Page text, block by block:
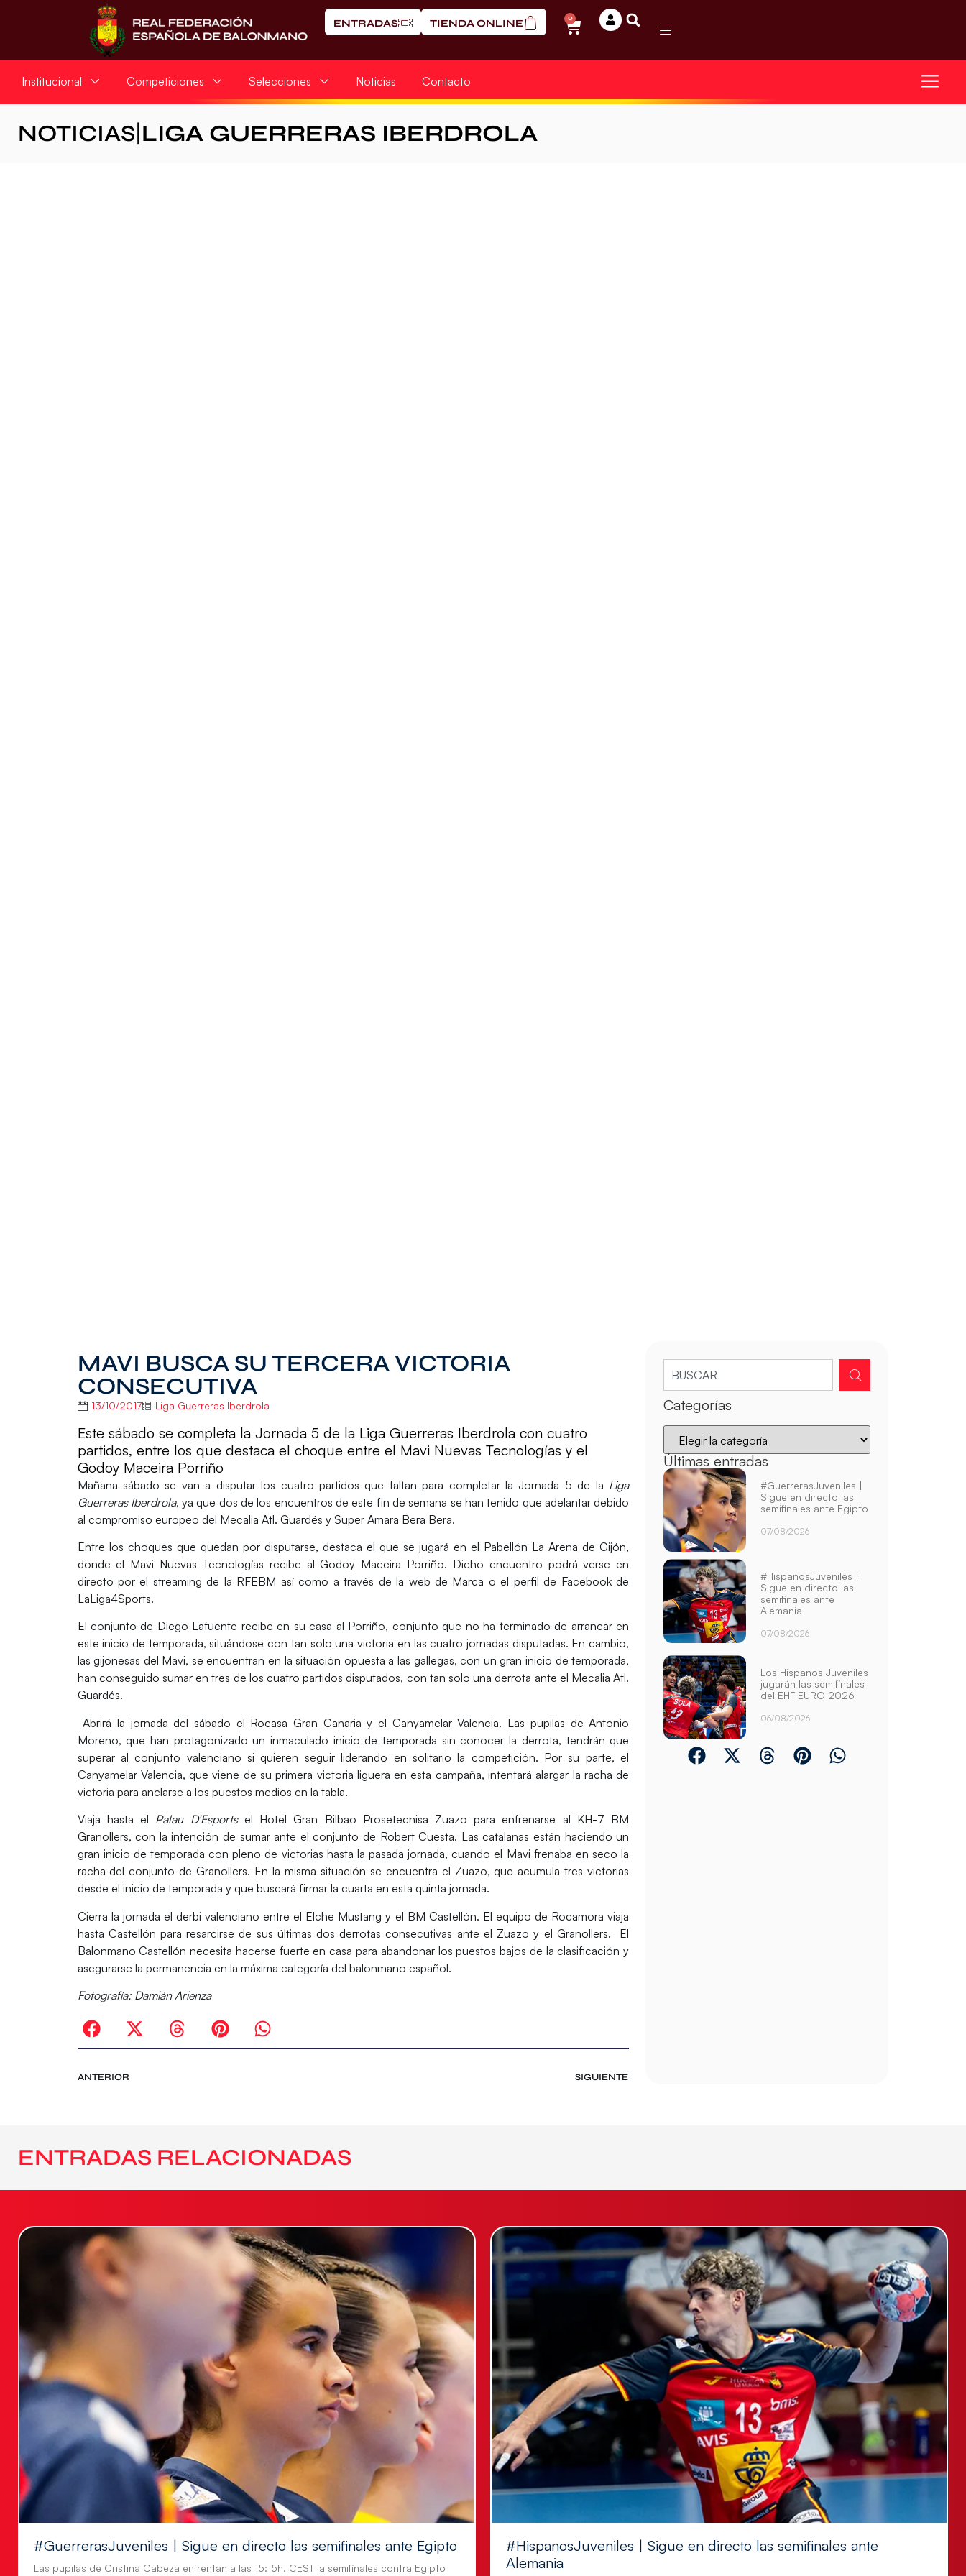
ENTRADAS TIENDA ONLINE 0
Institucional Competiciones Selecciones Noticias Contacto
NOTICIAS LIGA GUERRERAS IBERDROLA
MAVI BUSCA SU TERCERA VICTORIA
CONSECUTIVA
13/10/2017 Liga Guerreras Iberdrola
Este sábado se completa la Jornada 5 de la Liga Guerreras Iberdrola con cuatro
partidos, entre los que destaca el choque entre el Mavi Nuevas Tecnologías y el
Godoy Maceira Porriño
Mañana sábado se van a disputar los cuatro partidos que faltan para completar la Jornada 5 de la Liga
Guerreras Iberdrola, ya que dos de los encuentros de este fin de semana se han tenido que adelantar debido
al compromiso europeo del Mecalia Atl. Guardés y Super Amara Bera Bera.
Entre los choques que quedan por disputarse, destaca el que se jugará en el Pabellón La Arena de Gijón,
donde el Mavi Nuevas Tecnologías recibe alGodoy Maceira Porriño. Dicho encuentro podrá verse en
directo por el streaming de la RFEBM así como a través de la web de Marca o el perfil de Facebook de
LaLiga4Sports.
El conjunto de Diego Lafuente recibe en su casa al Porriño, conjunto que no ha terminado de arrancar en
este inicio de temporada, situándose con tan solo una victoria en las cuatro jornadas disputadas. En cambio,
las gijonesas del Mavi, se encuentran en la situación opuesta a las gallegas, con un gran inicio de temporada,
han conseguido sumar en tres de los cuatro partidos disputados, con tan solo una derrota ante el Mecalia Atl.
Guardés.
Abrirá la jornada del sábado el Rocasa Gran Canaria y el Canyamelar Valencia. Las pupilas de Antonio
Moreno, que han protagonizado un inmaculado inicio de temporada sin conocer la derrota, tendrán que
superar al conjunto valenciano si quieren seguir liderando en solitario la competición. Por su parte, el
Canyamelar Valencia, que viene de su primera victoria liguera en esta campaña, intentará alargar la racha de
victoria para anclarse a los puestos medios en la tabla.
Viaja hasta el Palau D’Esportsel Hotel Gran Bilbao Prosetecnisa Zuazo para enfrenarse al KH-7 BM
Granollers,con la intención de sumar ante el conjunto de Robert Cuesta. Las catalanas están haciendo un
gran inicio de temporada con pleno de victorias hasta la pasada jornada, cuando el Mavi frenaba en seco la
racha del conjunto de Granollers. En la misma situación se encuentra el Zuazo, que acumula tres victorias
desde el inicio de temporada y que buscará firmar la cuarta en esta quinta jornada.
Cierra la jornada el derbi valenciano entre el Elche Mustang y el BM Castellón. El equipo de Rocamora viaja
hasta Castellón para resarcirse de sus últimas dos derrotas consecutivas ante el Zuazo y el Granollers. El
Balonmano Castellón necesita hacerse fuerte en casa para abandonar los puestos bajos de la clasificación y
asegurarse la permanencia en la máxima categoría del balonmano español.
Fotografía: Damián Arienza
ANTERIOR SIGUIENTE
Categorías
Últimas entradas
#GuerrerasJuveniles |
Sigue en directo las
semifinales ante Egipto
07/08/2026
#HispanosJuveniles |
Sigue en directo las
semifinales ante
Alemania
07/08/2026
Los Hispanos Juveniles
jugarán las semifinales
del EHF EURO 2026
06/08/2026
ENTRADAS RELACIONADAS
#GuerrerasJuveniles | Sigue en directo las semifinales ante Egipto
Las pupilas de Cristina Cabeza enfrentan a las 15:15h. CEST la semifinales contra Egipto
#HispanosJuveniles | Sigue en directo las semifinales ante
Alemania